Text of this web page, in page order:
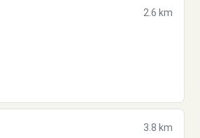
2.6 km
3.8 km